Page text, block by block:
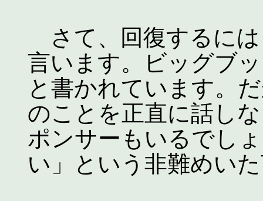
さて、回復するに
言います。ビッグブ
と書かれています。
のことを正直に話し
ポンサーもいるでし
い」という非難めい